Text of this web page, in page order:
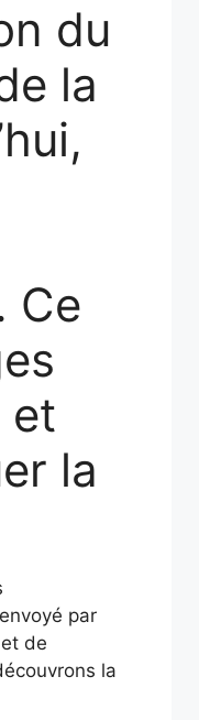
du
la
Ce
et
la
par
de
la